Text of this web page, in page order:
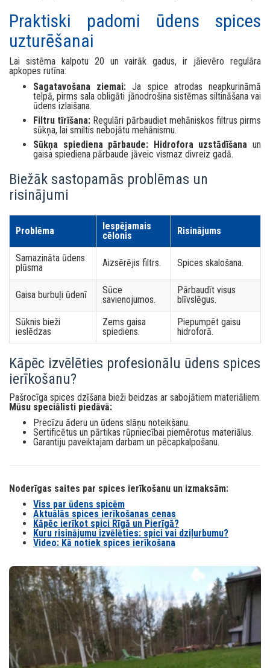
Praktiski padomi ūdens spices
uzturēšanai
Lai sistēma kalpotu 20 un vairāk gadus, ir jāievēro regulāra
apkopes rutīna:
Sagatavošana ziemai: Ja spice atrodas neapkurināmā
telpā, pirms sala obligāti jānodrošina sistēmas siltināšana vai
ūdens izlaišana.
Filtru tīrīšana: Regulāri pārbaudiet mehāniskos filtrus pirms
sūkņa, lai smiltis nebojātu mehānismu.
Sūkņa spiediena pārbaude: Hidrofora uzstādīšana un
gaisa spiediena pārbaude jāveic vismaz divreiz gadā.
Biežāk sastopamās problēmas un
risinājumi
Problēma
Iespējamais
cēlonis
Risinājums
Samazināta ūdens
plūsma
Aizsērējis filtrs. Spices skalošana.
Gaisa burbuļi ūdenī
Sūce
savienojumos.
Pārbaudīt visus
blīvslēgus.
Sūknis bieži
ieslēdzas
Zems gaisa
spiediens.
Piepumpēt gaisu
hidroforā.
Kāpēc izvēlēties profesionālu ūdens spices
ierīkošanu?
Pašrocīga spices dzīšana bieži beidzas ar sabojātiem materiāliem.
Mūsu speciālisti piedāvā:
Precīzu āderu un ūdens slāņu noteikšanu.
Sertificētus un pārtikas rūpniecībai piemērotus materiālus.
Garantiju paveiktajam darbam un pēcapkalpošanu.
Noderīgas saites par spices ierīkošanu un izmaksām:
Viss par ūdens spicēm
Aktuālās spices ierīkošanas cenas
Kāpēc ierīkot spici Rīgā un Pierīgā?
Kuru risinājumu izvēlēties: spici vai dziļurbumu?
Video: Kā notiek spices ierīkošana